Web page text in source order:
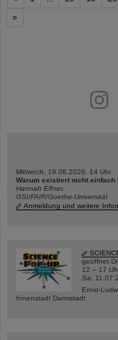
»
youtube
Mittwoch, 19.08.2026, 14 Uhr
Warum existiert nicht einfach
Hannah Elfner,
GSI/FAIR/Goethe-Universität
Anmeldung und weitere
geöffnet Di
12 – 17
Sa,
Ernst-
Innenstadt Darmstadt